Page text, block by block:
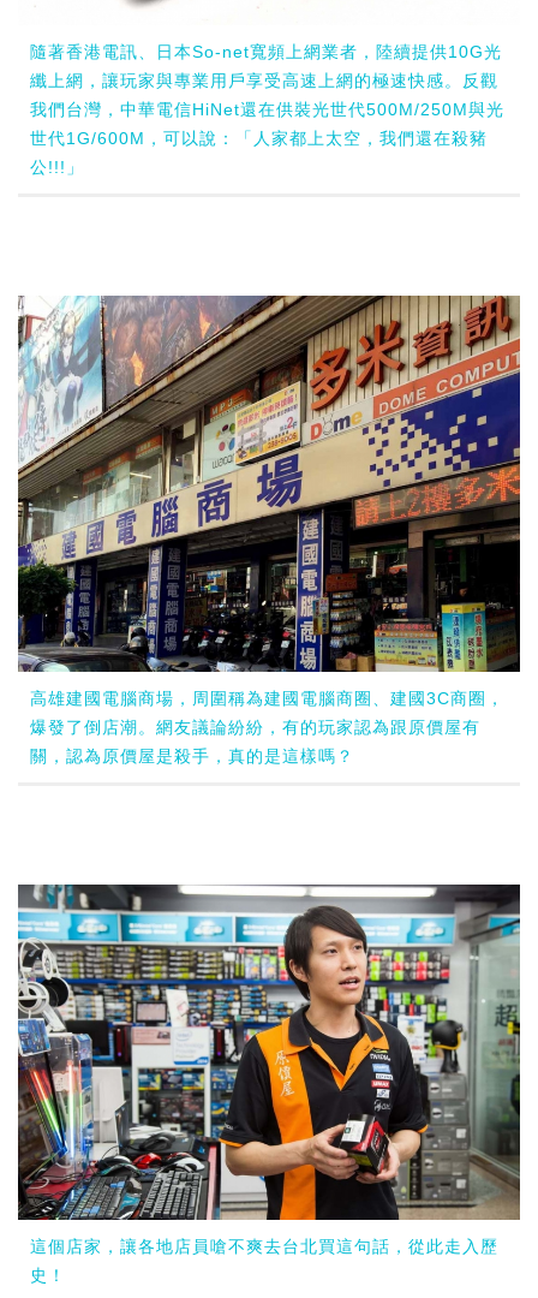
隨著香港電訊、日本So-net寬頻上網業者，陸續提供10G光
纖上網，讓玩家與專業用戶享受高速上網的極速快感。反觀
我們台灣，中華電信HiNet還在供裝光世代500M/250M與光
世代1G/600M，可以說：「人家都上太空，我們還在殺豬
公!!!」
高雄建國電腦商場，周圍稱為建國電腦商圈、建國3C商圈，
爆發了倒店潮。網友議論紛紛，有的玩家認為跟原價屋有
關，認為原價屋是殺手，真的是這樣嗎？
這個店家，讓各地店員嗆不爽去台北買這句話，從此走入歷
史！